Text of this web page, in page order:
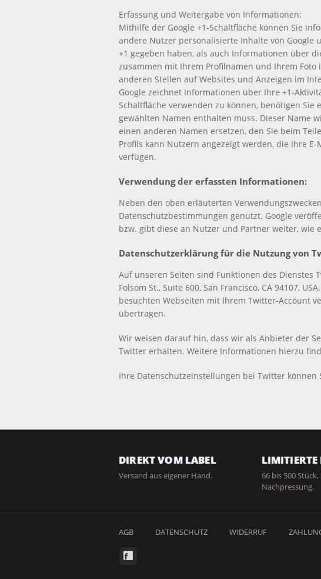
Erfassung und Weitergabe von Informationen:
Mithilfe der Google +1-Schaltfläche können Sie
andere Nutzer personalisierte Inhalte von Google
+1 gegeben haben, als auch Informationen über
zusammen mit Ihrem Profilnamen und Ihrem Foto
anderen Stellen auf Websites und Anzeigen im
Google zeichnet Informationen über Ihre +1-
Schaltfläche verwenden zu können, benötigen
gewählten Namen enthalten muss. Dieser Name
einen anderen Namen ersetzen, den Sie beim
Profils kann Nutzern angezeigt werden, die Ihre
verfügen.
Verwendung der erfassten Informationen:
Neben den oben erläuterten
Datenschutzbestimmungen genutzt. Google
bzw. gibt diese an Nutzer und Partner weiter, wie
Datenschutzerklärung für die Nutzung von
Auf unseren Seiten sind Funktionen des Dienstes
Folsom St., Suite 600, San Francisco, CA 94107,
besuchten Webseiten mit Ihrem Twitter-Account
übertragen.
Wir weisen darauf hin, dass wir als Anbieter der
Twitter erhalten. Weitere Informationen hierzu
Ihre Datenschutzeinstellungen bei Twitter
DIREKT VOM LABEL
Versand aus eigener Hand.
66 bis 500
Nachpressung.
AGB DATENSCHUTZ WIDERRUF